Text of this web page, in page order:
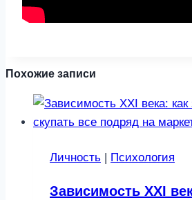
Похожие записи
Личность Психология
Зависимость ХХI